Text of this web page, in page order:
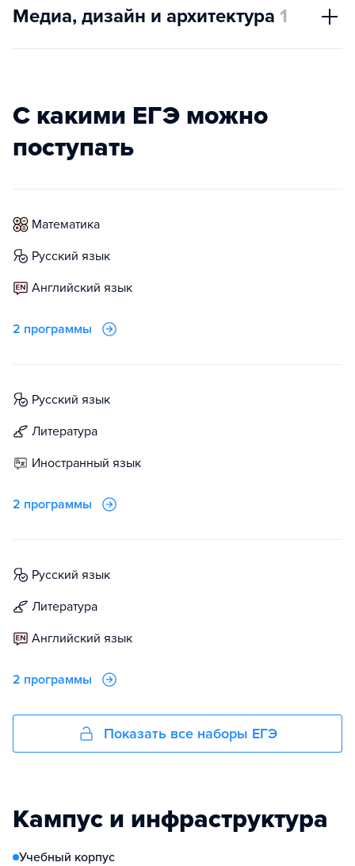
Медиа, дизайн и архитектура 1
С какими ЕГЭ можно
поступать
математика
русский язык
английский язык
2 программы
русский язык
литература
иностранный язык
2 программы
русский язык
литература
английский язык
2 программы
Показать все наборы ЕГЭ
Кампус и инфраструктура
Учебный корпус